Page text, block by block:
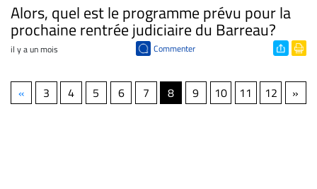
Alors, quel est le programme prévu pour la
prochaine rentrée judiciaire du Barreau?
il y a un mois Commenter
« 3 4 5 6 7 8 9 10 11 12 »